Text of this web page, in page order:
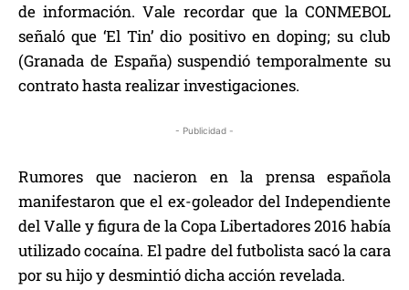
de información. Vale recordar que la CONMEBOL
señaló que ‘El Tin’ dio positivo en doping; su club
(Granada de España) suspendió temporalmente su
contrato hasta realizar investigaciones.
- Publicidad -
Rumores que nacieron en la prensa española
manifestaron que el ex-goleador del Independiente
del Valle y figura de la Copa Libertadores 2016 había
utilizado cocaína. El padre del futbolista sacó la cara
por su hijo y desmintió dicha acción revelada.